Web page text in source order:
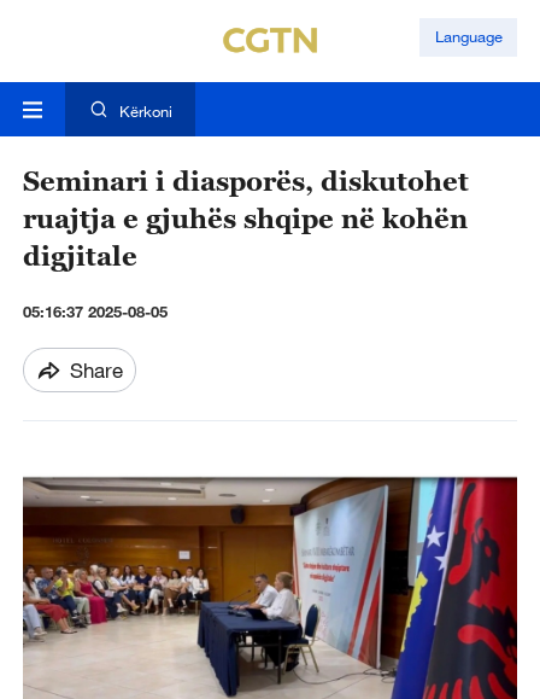
Language
Kërkoni
Seminari i diasporës, diskutohet
ruajtja e gjuhës shqipe në kohën
digjitale
05:16:37 2025-08-05
Share